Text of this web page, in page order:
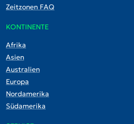
Zeitzonen FAQ
KONTINENTE
Afrika
Asien
Australien
Europa
Nordamerika
Südamerika